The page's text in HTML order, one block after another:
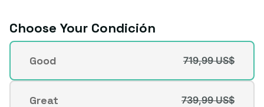
Choose Your Condición
Condición
Good
Variante
agotada
o
719,99 US$
Great 739,99 US$